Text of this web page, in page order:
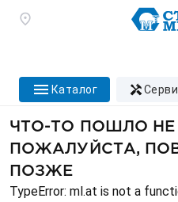
каталог
ЧТО-ТО ПОШЛО НЕ
ПОЖАЛУЙСТА,
ПОЗЖЕ
TypeError: ml.at is not a